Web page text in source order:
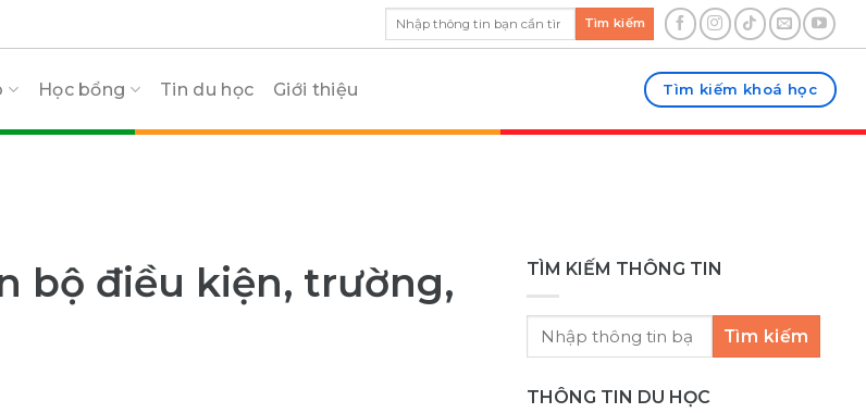
Tìm kiếm
Học bổng Tin du học Giới thiệu Tìm kiếm khoá học
bộ điều kiện, trường,
TÌM KIẾM THÔNG TIN
Tìm kiếm
THÔNG TIN DU HỌC